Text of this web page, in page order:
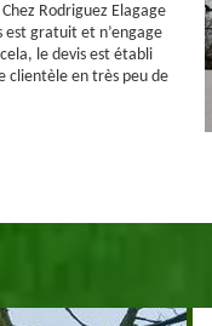
Rodriguez Elagage
est gratuit et n’engage
le devis est établi
clientèle en très peu de